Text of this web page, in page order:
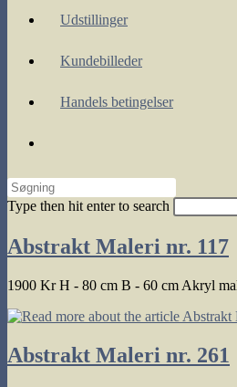
Udstillinger
Kundebilleder
Handels betingelser
website
Type then hit enter to search
Abstrakt Maleri nr. 117
1900 Kr H - 80 cm B - 60 cm Akryl
Abstrakt Maleri nr. 261